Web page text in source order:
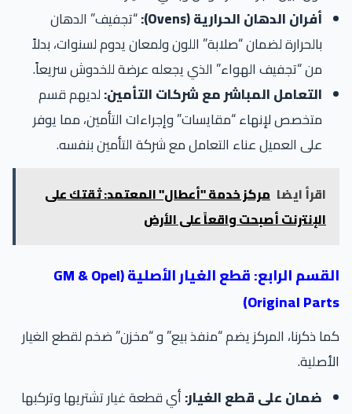
أفران الدهان الحرارية (Ovens):
“تجفيف” الدهان
بالحرارة لضمان “صلابة” اللون ولمعان يدوم لسنوات، بدلاً
من “تجفيف الهواء” الذي يجعله عرضة للخدوش سريعاً.
التعامل المباشر مع شركات التأمين:لديهم قسم
متخصص لإنهاء “مقايسات” وإجراءات التأمين، مما يوفر
على العميل عناء التعامل مع شركة التأمين بنفسه.
اقرأ ايضا مركز خدمة "أعطال" المعتمد: ثقتك على
الإنترنت أصبحت واقعاً على الأرض
القسم الرابع: قطع الغيار الأصلية (GM & Opel
Original
ذكرنا، المركز يضم “منفذ بيع” و “مخزن” ضخم لقطع الغيار
ضمان على قطع الغيار:أي قطعة غيار تشتريها وتركبها